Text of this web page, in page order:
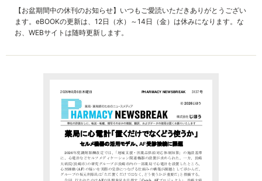
【お盆期間中の休刊のお知らせ】いつもご愛読いただきありがとうござい
ます。eBOOKの更新は、12日（水）～14日（金）は休みになります。な
お、WEBサイトは随時更新します。